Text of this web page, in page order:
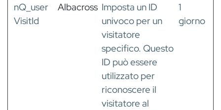
nQ_user
VisitId
Albacross Imposta un ID
univoco per un
visitatore
specifico. Questo
ID può essere
utilizzato per
riconoscere il
visitatore al
1
giorno